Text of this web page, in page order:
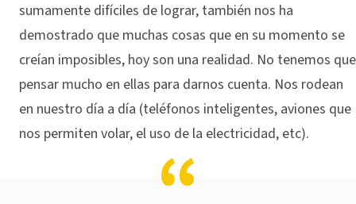
sumamente difíciles de lograr, también nos ha
demostrado que muchas cosas que en su momento se
creían imposibles, hoy son una realidad. No tenemos que
pensar mucho en ellas para darnos cuenta. Nos rodean
en nuestro día a día (teléfonos inteligentes, aviones que
nos permiten volar, el uso de la electricidad, etc).